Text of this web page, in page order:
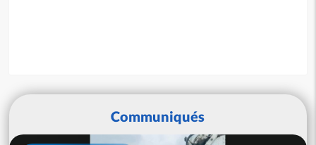
Communiqués